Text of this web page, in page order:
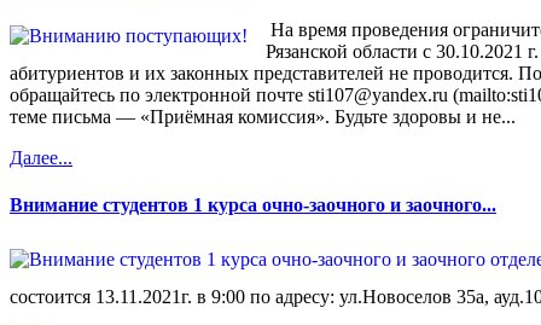
На время проведения
Рязанской области с 30.10.2021
абитуриентов и их законных представителей не проводится.
обращайтесь по электронной почте sti107@yandex.ru
теме письма — «Приёмная комиссия». Будьте здоровы и не...
Далее...
Внимание студентов 1 курса очно-заочного и заочного...
состоится 13.11.2021г. в 9:00 по адресу: ул.Новоселов 35а,